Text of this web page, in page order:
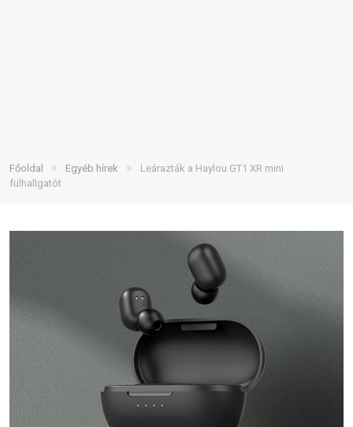
Főoldal » Egyéb hírek »
Leárazták a Haylou GT1 XR mini
fülhallgatót